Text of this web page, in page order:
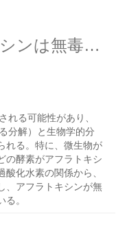
自然環境下でアフラトキシンは無毒化されるか？
れる可能性があり、
分解）と生物学的分
れる。特に、微生物が
の酵素がアフラトキシ
化水素の関係から、
、アフラトキシンが無
。